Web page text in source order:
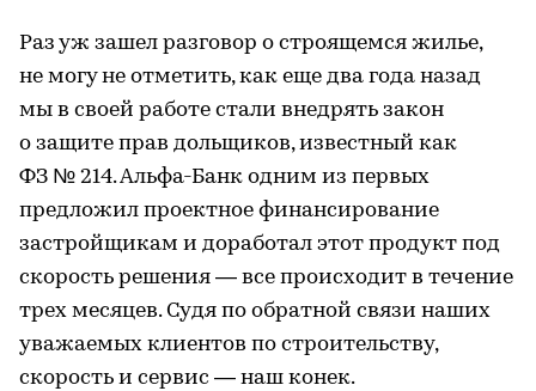
Раз уж зашел разговор о строящемся жилье,
не могу не отметить, как еще два года назад
мы в своей работе стали внедрять закон
о защите прав дольщиков, известный как
ФЗ № 214. Альфа-Банк одним из первых
предложил проектное финансирование
застройщикам и доработал этот продукт под
скорость решения — все происходит в течение
трех месяцев. Судя по обратной связи наших
уважаемых клиентов по строительству,
скорость и сервис — наш конек.